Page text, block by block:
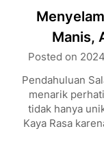
Manis,
Posted on
Pendahuluan
menarik
tidak hanya
Kaya Rasa